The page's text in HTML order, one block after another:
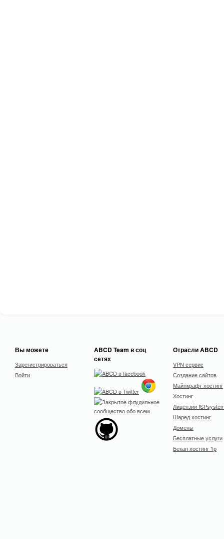
Вы можете
Зарегистрироваться
Войти
ABCD Team в соц
сетях
Отрасли ABCD
VPN сервис
Создание сайтов
Майнкрафт хостинг
Хостинг
Лицензии
Шаред хостинг
Домены
Бесплатные услуги
Бекап хостинг 1р